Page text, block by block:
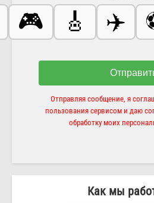
🎮 🎸 ✈️
Отправляя сообщение, я
пользования сервисом и даю
обработку моих
Как мы